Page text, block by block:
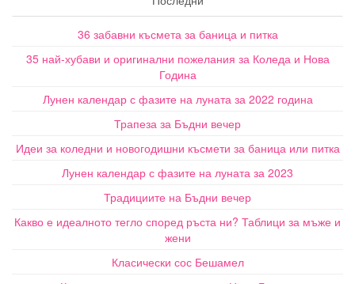
36 забавни късмета за баница и питка
35 най-хубави и оригинални пожелания за Коледа и Нова
Година
Лунен календар с фазите на луната за 2022 година
Трапеза за Бъдни вечер
Идеи за коледни и новогодишни късмети за баница или питка
Лунен календар с фазите на луната за 2023
Традициите на Бъдни вечер
Какво е идеалното тегло според ръста ни? Таблици за мъже и
жени
Класически сос Бешамел